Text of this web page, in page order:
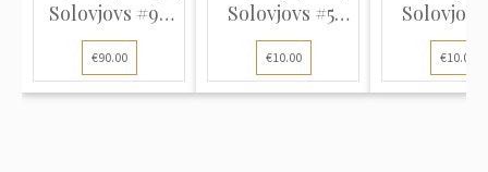
Solovjovs #9-
#11, Tipogrāfija,
Bez zīmoga,
P12½
€90.00
Solovjovs #5,
Tipogrāfija, Bez
zīmoga, P12½
€10.00
Solovjovs
zīmoga,
€10.00